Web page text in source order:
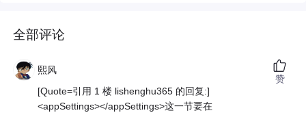
全部评论
熙风
[Quote=引用 1 楼 lishenghu365 的回复:]
<appSettings></appSettings>这一节要在
赞